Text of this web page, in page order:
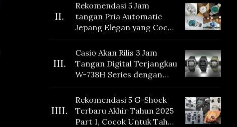
II.
Rekomendasi 5 Jam
tangan Pria Automatic
Jepang Elegan yang Cocok
Dikoleksi di 2026
III.
Casio Akan Rilis 3 Jam
Tangan Digital Terjangkau
W-738H Series dengan
Masa Baterai 10 Tahun
dan Fitur Vibration
IIII.
Rekomendasi 5 G-Shock
Terbaru Akhir Tahun 2025
Part 1, Cocok Untuk Tahun